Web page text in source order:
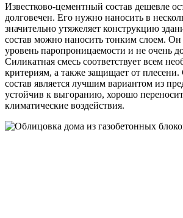
Известково-цементный состав дешевле
долговечен. Его нужно наносить в
значительно утяжеляет конструкцию
состав можно наносить тонким слоем. Он
уровень паропроницаемости и не очень
Силикатная смесь соответствует всем
критериям, а также защищает от
состав является лучшим вариантом из
устойчив к выгоранию, хорошо
климатические воздействия.